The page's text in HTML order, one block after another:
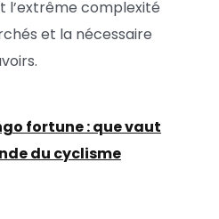
complexité
et la nécessaire
fortune : que vaut
du cyclisme